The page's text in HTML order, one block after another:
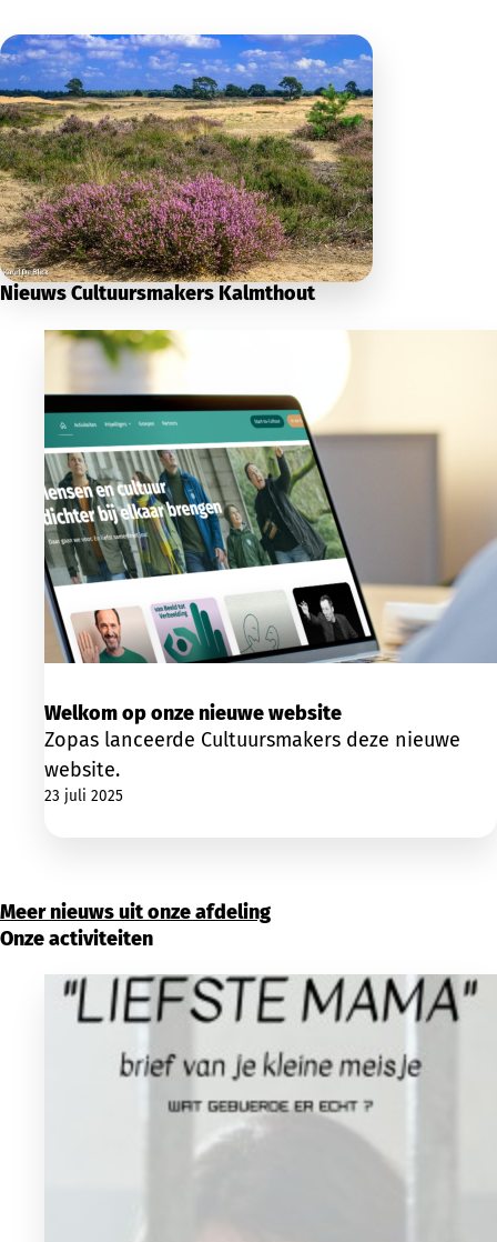
Nieuws Cultuursmakers Kalmthout
Welkom op onze nieuwe website
Zopas lanceerde Cultuursmakers deze nieuwe
website.
23 juli 2025
Meer nieuws uit onze afdeling
Onze activiteiten